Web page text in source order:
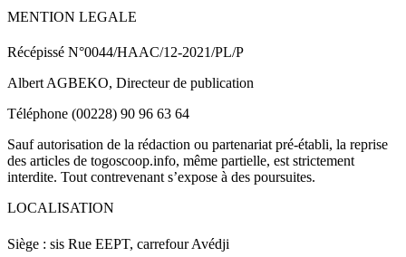
MENTION LEGALE
Récépissé N°0044/HAAC/12-2021/PL/P
Albert AGBEKO, Directeur de publication
Téléphone (00228) 90 96 63 64
Sauf autorisation de la rédaction ou partenariat pré-établi, la reprise
des articles de togoscoop.info, même partielle, est strictement
interdite. Tout contrevenant s’expose à des poursuites.
LOCALISATION
Siège : sis Rue EEPT, carrefour Avédji